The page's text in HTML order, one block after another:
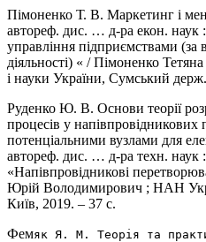
Пімоненко Т. В. Маркетинг і
автореф. дис. … д-ра екон. наук
управління підприємствами (за
діяльності) « / Пімоненко
і науки України, Сумський
Руденко Ю. В. Основи теорії
процесів у напівпровідникових
потенціальними вузлами для
автореф. дис. … д-ра техн. наук
«Напівпровідникові
Юрій Володимирович ; НАН
Київ, 2019. – 37 с.
Фемяк Я. М. Теорія та